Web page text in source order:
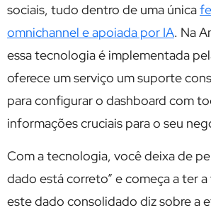
sociais, tudo dentro de uma única
omnichannel e apoiada por IA. Na
essa tecnologia é implementada
oferece um serviço um suporte
para configurar o dashboard com
informações cruciais para o seu
Com a tecnologia, você deixa de
dado está correto” e começa a ter a
este dado consolidado diz sobre a